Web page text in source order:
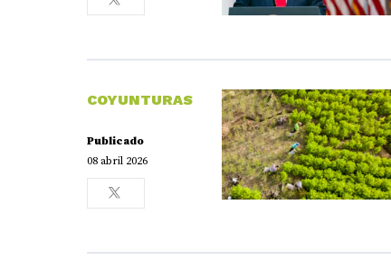
Publicado
08 abril 2026
COYUNTURAS